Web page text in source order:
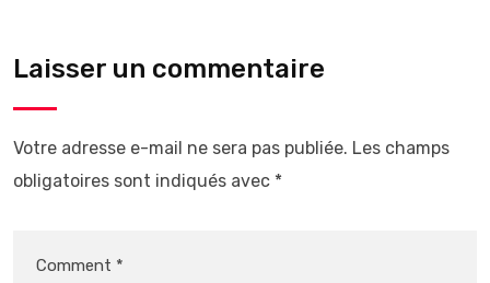
Laisser un commentaire
Votre adresse e-mail ne sera pas publiée. Les champs
obligatoires sont indiqués avec *